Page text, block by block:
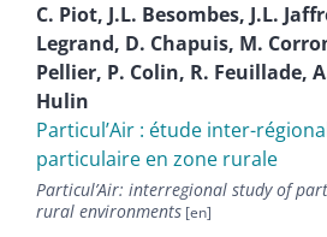
C. Piot, J.L. Besombes, J.L.
Legrand, D. Chapuis, M.
Pellier, P. Colin, R. Feuillade,
Hulin
Particul’Air : étude inter-
particulaire en zone rurale
Particul’Air: interregional study of
rural environments